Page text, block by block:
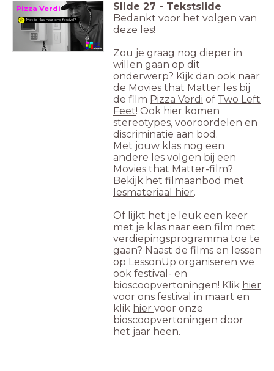
Pizza Verdi
Met je klas naar ons festival?
Slide 27 - Tekstslide
Bedankt voor het volgen van
deze les!
Zou je graag nog dieper in
willen gaan op dit
onderwerp? Kijk dan ook naar
de Movies that Matter les bij
de film Pizza Verdi of Two Left
Feet! Ook hier komen
stereotypes, vooroordelen en
discriminatie aan bod.
Met jouw klas nog een
andere les volgen bij een
Movies that Matter-film?
Bekijk het filmaanbod met
lesmateriaal hier.
Of lijkt het je leuk een keer
met je klas naar een film met
verdiepingsprogramma toe te
gaan? Naast de films en lessen
op LessonUp organiseren we
ook festival- en
bioscoopvertoningen! Klik hier
voor ons festival in maart en
klik hier voor onze
bioscoopvertoningen door
het jaar heen.